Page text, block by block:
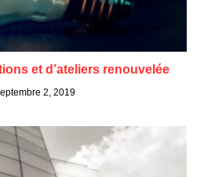
et d’ateliers renouvelée
2, 2019